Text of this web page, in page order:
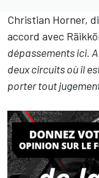
Christian Horner,
accord avec
dépassements ici.
deux circuits où il
porter tout